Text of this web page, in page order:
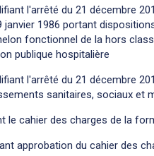
l'arrêté du 21 décembre
janvier 1986 portant
fonctionnel de la hors
publique hospitalière
l'arrêté du 21 décembre
sanitaires, sociaux
le cahier des charges de la
approbation du cahier des